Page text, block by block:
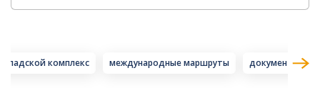
складской комплекс международные маршруты документация